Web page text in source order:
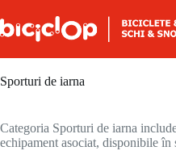
Sporturi de iarna
Categoria Sporturi de iarna
echipament asociat, disponibile